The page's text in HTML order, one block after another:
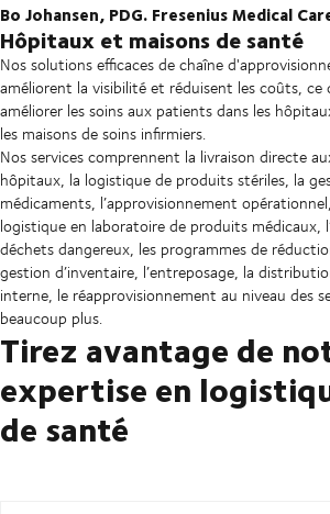
Bo Johansen, PDG. Fresenius Medical
Hôpitaux et maisons de santé
Nos solutions efficaces de chaîne
améliorent la visibilité et réduisent les coûts, ce
améliorer les soins aux patients dans les
les maisons de soins infirmiers.
Nos services comprennent la livraison directe
hôpitaux, la logistique de produits stériles, la
médicaments, l’approvisionnement
logistique en laboratoire de produits médicaux,
déchets dangereux, les programmes de
gestion d’inventaire, l’entreposage, la
interne, le réapprovisionnement au niveau des
beaucoup plus.
Tirez avantage de
expertise en
de santé